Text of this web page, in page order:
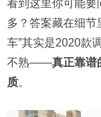
看到这里你可能要
多？答案藏在细节
车”其实是2020款
不熟——真正靠谱
质。